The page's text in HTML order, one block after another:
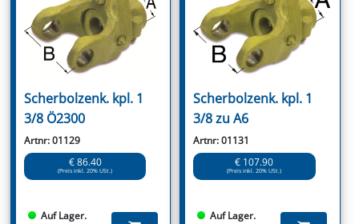
Scherbolzenk. kpl. 1
3/8 Ö2300
Artnr: 01129
€ 86.40
(Preis inkl. 20% USt.)
Auf Lager.
Scherbolzenk. kpl. 1
3/8 zu A6
Artnr: 01131
€ 107.90
(Preis inkl. 20% USt.)
Auf Lager.